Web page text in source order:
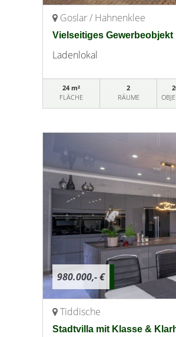
Goslar / Hahnenklee
Vielseitiges
Ladenlokal
24 m²
FLÄCHE
2
RÄUME
980.000,- €
Tiddische
Stadtvilla mit Klasse &